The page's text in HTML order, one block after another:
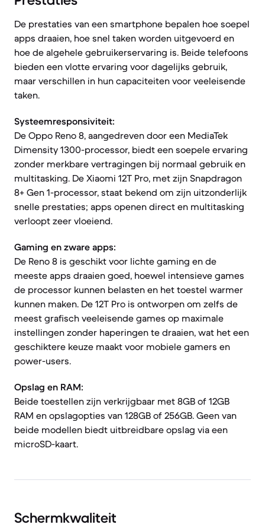
De prestaties van een smartphone bepalen hoe soepel
apps draaien, hoe snel taken worden uitgevoerd en
hoe de algehele gebruikerservaring is. Beide telefoons
bieden een vlotte ervaring voor dagelijks gebruik,
maar verschillen in hun capaciteiten voor veeleisende
taken.
Systeemresponsiviteit:
De Oppo Reno 8, aangedreven door een MediaTek
Dimensity 1300-processor, biedt een soepele ervaring
zonder merkbare vertragingen bij normaal gebruik en
multitasking. De Xiaomi 12T Pro, met zijn Snapdragon
8+ Gen 1-processor, staat bekend om zijn uitzonderlijk
snelle prestaties; apps openen direct en multitasking
verloopt zeer vloeiend.
Gaming en zware apps:
De Reno 8 is geschikt voor lichte gaming en de
meeste apps draaien goed, hoewel intensieve games
de processor kunnen belasten en het toestel warmer
kunnen maken. De 12T Pro is ontworpen om zelfs de
meest grafisch veeleisende games op maximale
instellingen zonder haperingen te draaien, wat het een
geschiktere keuze maakt voor mobiele gamers en
power-users.
Opslag en RAM:
Beide toestellen zijn verkrijgbaar met 8GB of 12GB
RAM en opslagopties van 128GB of 256GB. Geen van
beide modellen biedt uitbreidbare opslag via een
microSD-kaart.
Schermkwaliteit